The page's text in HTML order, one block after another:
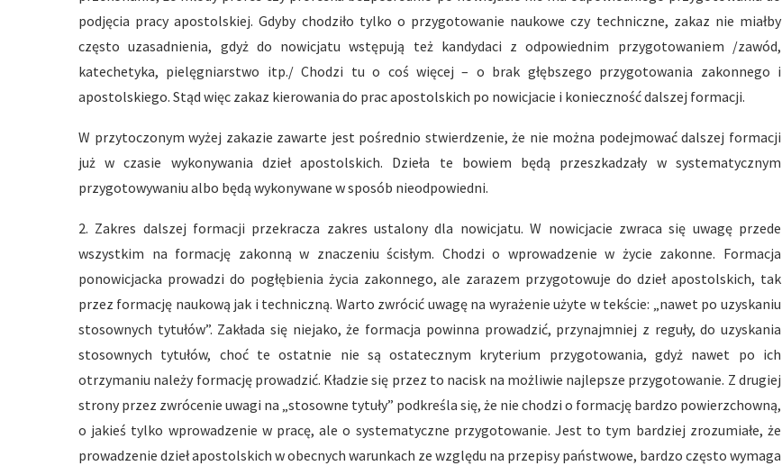
podjęcia pracy apostolskiej. Gdyby chodziło tylko o przygotowanie naukowe czy techniczne, zakaz nie miałby
często uzasadnienia, gdyż do nowicjatu wstępują też kandydaci z odpowiednim przygotowaniem /zawód,
katechetyka, pielęgniarstwo itp./ Chodzi tu o coś więcej – o brak głębszego przygotowania zakonnego i
apostolskiego. Stąd więc zakaz kierowania do prac apostolskich po nowicjacie i konieczność dalszej formacji.
W przytoczonym wyżej zakazie zawarte jest pośrednio stwierdzenie, że nie można podejmować dalszej formacji
już w czasie wykonywania dzieł apostolskich. Dzieła te bowiem będą przeszkadzały w systematycznym
przygotowywaniu albo będą wykonywane w sposób nieodpowiedni.
2. Zakres dalszej formacji przekracza zakres ustalony dla nowicjatu. W nowicjacie zwraca się uwagę przede
wszystkim na formację zakonną w znaczeniu ścisłym. Chodzi o wprowadzenie w życie zakonne. Formacja
ponowicjacka prowadzi do pogłębienia życia zakonnego, ale zarazem przygotowuje do dzieł apostolskich, tak
przez formację naukową jak i techniczną. Warto zwrócić uwagę na wyrażenie użyte w tekście: „nawet po uzyskaniu
stosownych tytułów”. Zakłada się niejako, że formacja powinna prowadzić, przynajmniej z reguły, do uzyskania
stosownych tytułów, choć te ostatnie nie są ostatecznym kryterium przygotowania, gdyż nawet po ich
otrzymaniu należy formację prowadzić. Kładzie się przez to nacisk na możliwie najlepsze przygotowanie. Z drugiej
strony przez zwrócenie uwagi na „stosowne tytuły” podkreśla się, że nie chodzi o formację bardzo powierzchowną,
o jakieś tylko wprowadzenie w pracę, ale o systematyczne przygotowanie. Jest to tym bardziej zrozumiałe, że
prowadzenie dzieł apostolskich w obecnych warunkach ze względu na przepisy państwowe, bardzo często wymaga